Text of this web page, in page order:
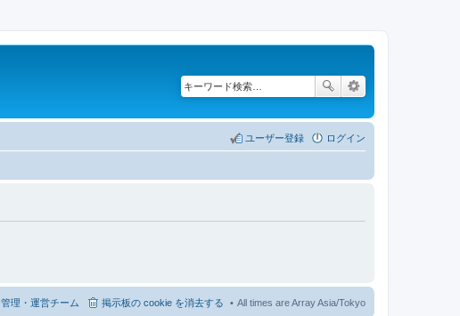
ログイン
ユーザー登録
All times are Array Asia/Tokyo
掲示板の cookie を消去する
管理・運営チーム